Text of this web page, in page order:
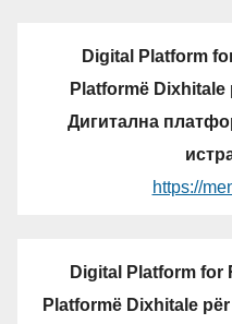
Digital Platform
Platformë
Дигитална
https://
Digital Platform for
Platformë Dixhitale